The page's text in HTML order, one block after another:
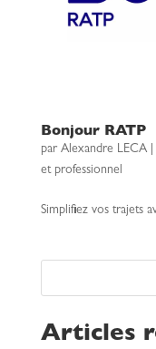
Bonjour RATP
par Alexandre LECA|
et professionnel
Simplifiez vos trajets
Articles